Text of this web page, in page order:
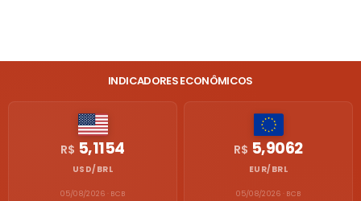
INDICADORES ECONÔMICOS
R$ 5,1154
USD/BRL
05/08/2026 · BCB
R$ 5,9062
EUR/BRL
05/08/2026 · BCB